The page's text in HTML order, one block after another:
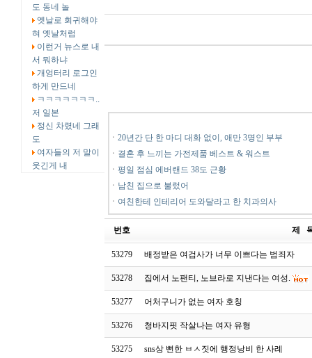
도 동네 놀
옛날로 회귀해야
혀 옛날처럼
이런거 뉴스로 내
서 뭐하냐
개엉터리 로그인
하게 만드네
ㅋㅋㅋㅋㅋㅋㅋ..
저 일본
정신 차렸네 그래
도
여자들의 저 말이
웃긴게 내
ㆍ 20년간 단 한 마디 대화 없이, 애만 3명인 부부
ㆍ 결혼 후 느끼는 가전제품 베스트 & 워스트
ㆍ 평일 점심 에버랜드 38도 근황
ㆍ 남친 집으로 불렀어
ㆍ 여친한테 인테리어 도와달라고 한 치과의사
번호 제
53279 배정받은 여검사가 너무 이쁘다는 범죄자
53278 집에서 노팬티, 노브라로 지낸다는 여성.
53277 어처구니가 없는 여자 호칭
53276 청바지핏 작살나는 여자 유형
53275 sns상 뻔한 ㅂㅅ짓에 행정낭비 한 사례